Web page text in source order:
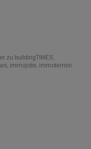
zu buildingTIMES,
immojobs, immotermin